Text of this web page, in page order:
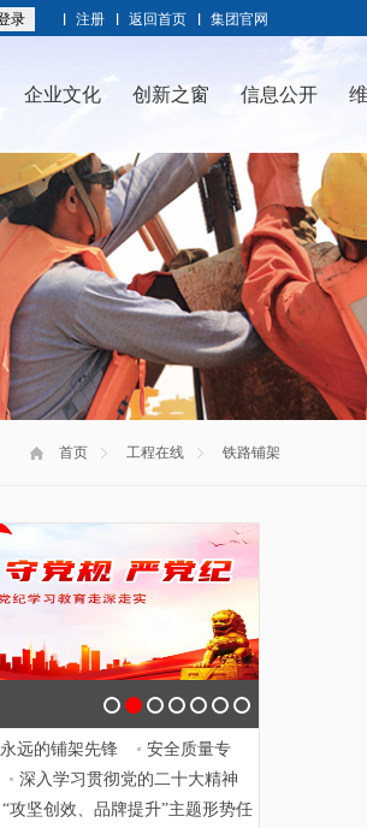
注册 返回首页 集团官网
企业文化 创新之窗 信息公开
首页 工程在线 铁路铺架
永远的铺架先锋
安全质量专
深入学习贯彻党的二十大精神
“攻坚创效、品牌提升”主题形势任